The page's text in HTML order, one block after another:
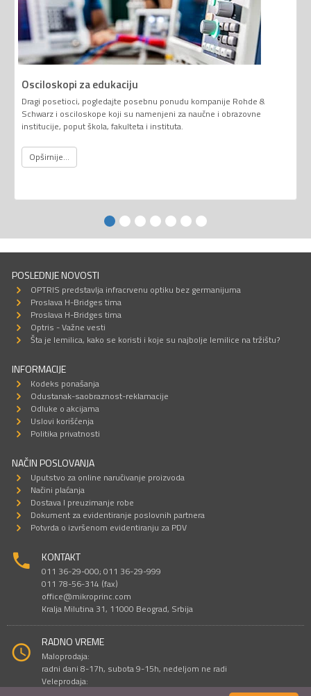
Osciloskopi za edukaciju
Dragi posetioci, pogledajte posebnu ponudu kompanije Rohde &
Schwarz i osciloskope koji su namenjeni za naučne i obrazovne
institucije, poput škola, fakulteta i instituta.
Opširnije...
POSLEDNJE NOVOSTI
OPTRIS predstavlja infracrvenu optiku bez germanijuma
Proslava H-Bridges tima
Proslava H-Bridges tima
Optris - Važne vesti
Šta je lemilica, kako se koristi i koje su najbolje lemilice na tržištu?
INFORMACIJE
Kodeks ponašanja
Odustanak-saobraznost-reklamacije
Odluke o akcijama
Uslovi korišćenja
Politika privatnosti
NAČIN POSLOVANJA
Uputstvo za online naručivanje proizvoda
Načini plaćanja
Dostava I preuzimanje robe
Dokument za evidentiranje poslovnih partnera
Potvrda o izvršenom evidentiranju za PDV
KONTAKT
011 36-29-000; 011 36-29-999
011 78-56-314 (fax)
office@mikroprinc.com
Kralja Milutina 31, 11000 Beograd, Srbija
RADNO VREME
Maloprodaja:
radni dani 8-17h, subota 9-15h, nedeljom ne radi
Veleprodaja: